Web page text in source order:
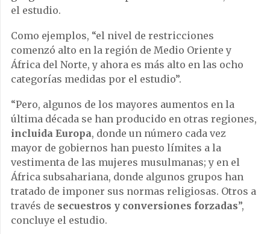
el estudio.
Como ejemplos, “el nivel de restricciones
comenzó alto en la región de Medio Oriente y
África del Norte, y ahora es más alto en las ocho
categorías medidas por el estudio”.
“Pero, algunos de los mayores aumentos en la
última década se han producido en otras regiones,
incluida Europa, donde un número cada vez
mayor de gobiernos han puesto límites a la
vestimenta de las mujeres musulmanas; y en el
África subsahariana, donde algunos grupos han
tratado de imponer sus normas religiosas. Otros a
través de secuestros y conversiones forzadas”,
concluye el estudio.